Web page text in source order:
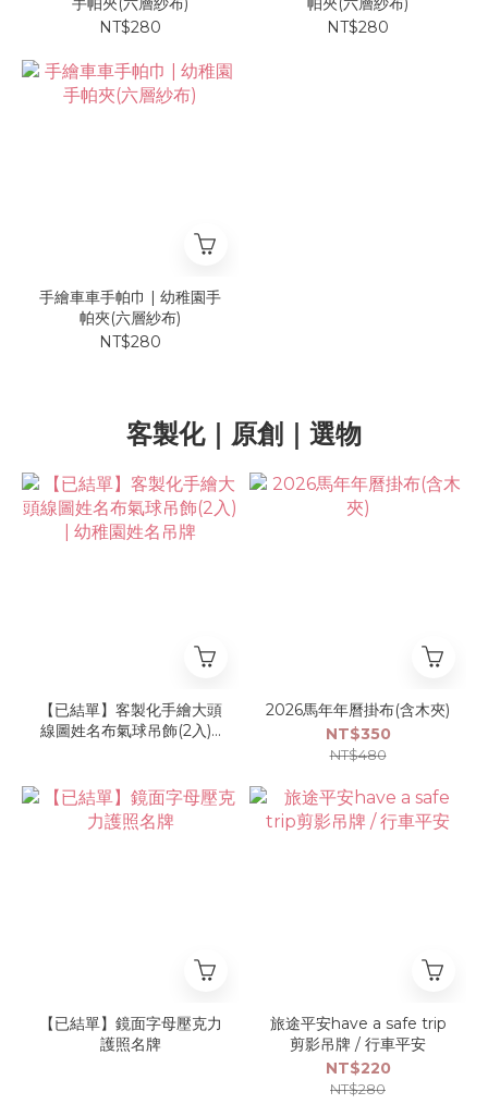
NT$280
NT$280
手繪車車手帕巾 | 幼稚園手
帕夾(六層紗布)
NT$280
客製化｜原創｜選物
【已結單】客製化手繪大頭
線圖姓名布氣球吊飾(2入) |
2026馬年年曆掛布(含木夾)
NT$350
NT$480
【已結單】鏡面字母壓克力
護照名牌
旅途平安have a safe trip
剪影吊牌 / 行車平安
NT$220
NT$280